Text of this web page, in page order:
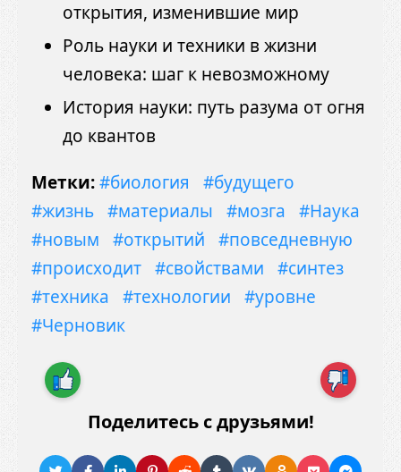
открытия, изменившие мир
Роль науки и техники в жизни
человека: шаг к невозможному
История науки: путь разума от огня
до квантов
Метки:#биология
#будущего
#жизнь #материалы #мозга
#Наука
#новым
#открытий
#повседневную
#происходит #свойствами
#синтез
#техника
#технологии
#уровне
#Черновик
Поделитесь с друзьями!